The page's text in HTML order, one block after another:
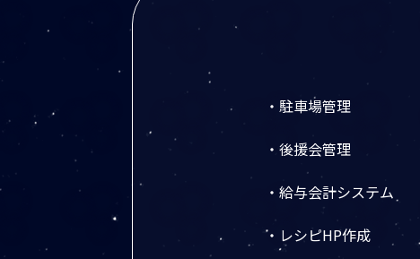
・駐車場管理
・後援会管理
・給与会計システム
・レシピHP作成